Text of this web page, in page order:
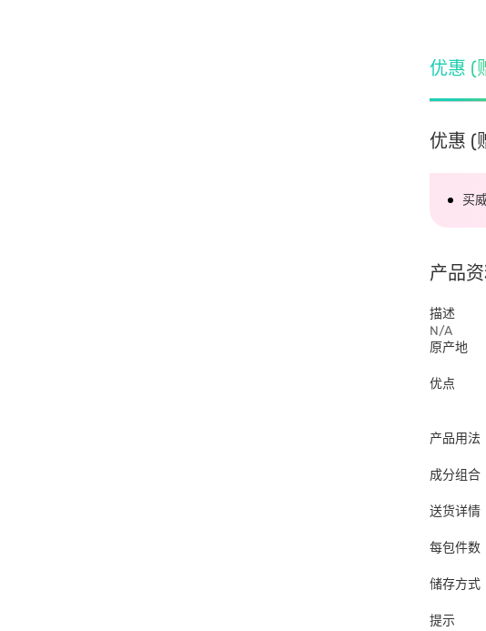
优惠 (
优惠 (
买
产品
描述
N/A
原产地
优点
产品用法
成分组合
送货详情
每包件数
储存方式
提示